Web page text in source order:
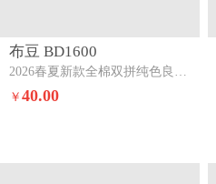
布豆 BD1600
2026春夏新款全棉双拼纯色良品三四件套奶白+豆绿
￥40.00